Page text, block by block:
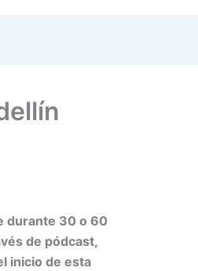
durante 30 o 60
de pódcast,
inicio de esta